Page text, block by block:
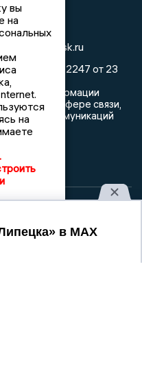
Эл № ФС77-82247 от 23
реестра
информации
надзору в сфере связи,
коммуникаций
с данного сайта
«Новости Липецка»
вы
на
на